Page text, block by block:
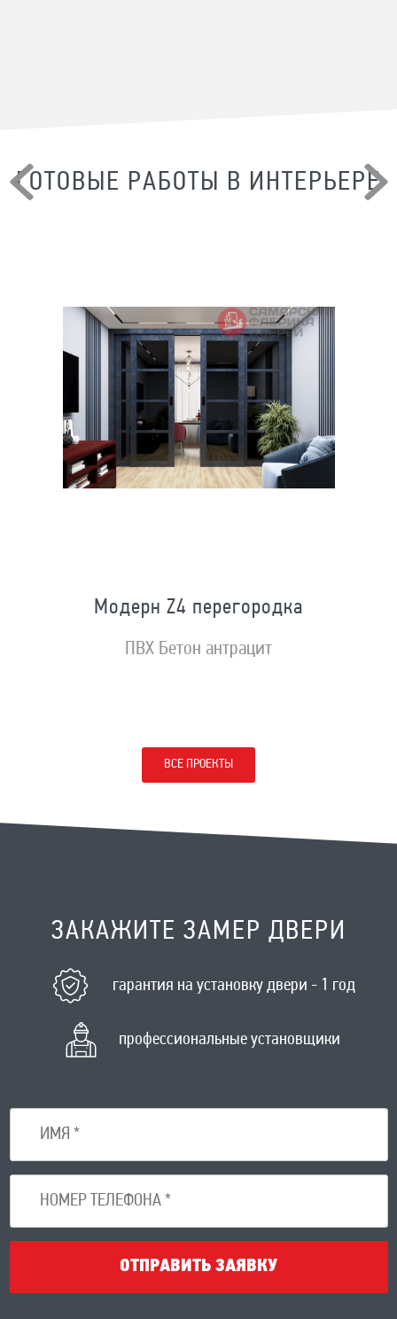
ГОТОВЫЕ РАБОТЫ В ИНТЕРЬЕРЕ
Модерн Z4 перегородка
ПВХ Бетон антрацит
ВСЕ ПРОЕКТЫ
ЗАКАЖИТЕ ЗАМЕР ДВЕРИ
гарантия на установку двери - 1 год
профессиональные установщики
ОТПРАВИТЬ ЗАЯВКУ